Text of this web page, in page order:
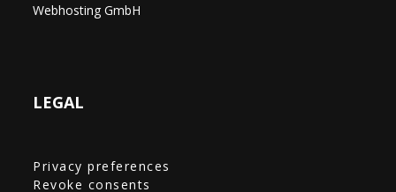
Webhosting GmbH
LEGAL
Privacy preferences
Revoke consents